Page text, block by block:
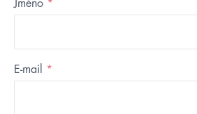
Jméno *
E-mail *